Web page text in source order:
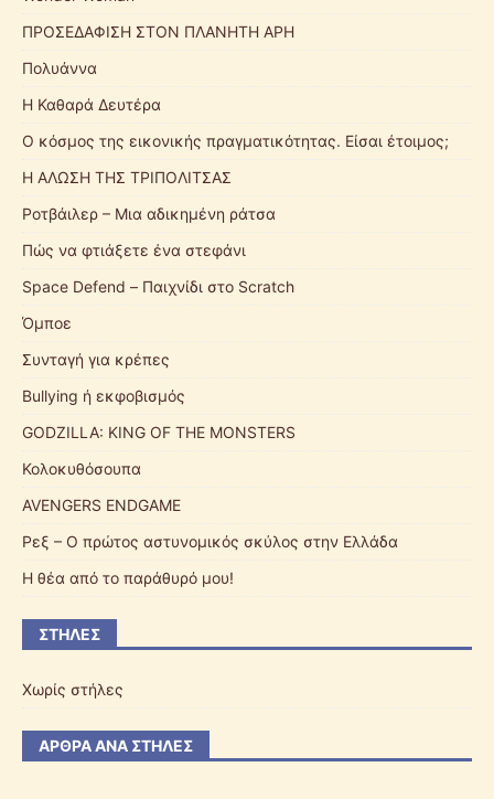
ΠΡΟΣΕΔΑΦΙΣΗ ΣΤΟΝ ΠΛΑΝΗΤΗ ΑΡΗ
Πολυάννα
Η Καθαρά Δευτέρα
Ο κόσμος της εικονικής πραγματικότητας. Είσαι έτοιμος;
Η ΑΛΩΣΗ ΤΗΣ ΤΡΙΠΟΛΙΤΣΑΣ
Ροτβάιλερ – Μια αδικημένη ράτσα
Πώς να φτιάξετε ένα στεφάνι
Space Defend – Παιχνίδι στο Scratch
Όμποε
Συνταγή για κρέπες
Bullying ή εκφοβισμός
GODZILLA: KING OF THE MONSTERS
Κολοκυθόσουπα
AVENGERS ENDGAME
Ρεξ – Ο πρώτος αστυνομικός σκύλος στην Ελλάδα
Η θέα από το παράθυρό μου!
ΣΤΉΛΕΣ
Χωρίς στήλες
ΆΡΘΡΑ ΑΝΆ ΣΤΉΛΕΣ